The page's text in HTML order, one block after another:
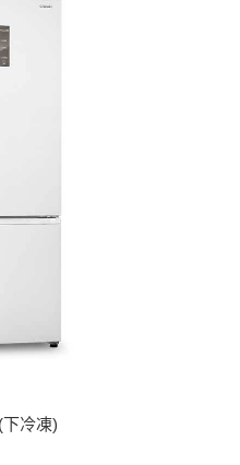
冷凍)